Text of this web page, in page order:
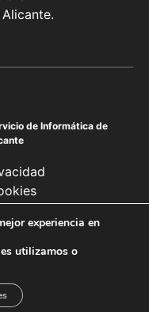
de Informática de
experiencia en
utilizamos o